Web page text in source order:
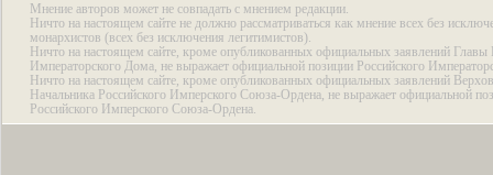
Мнение авторов может не совпадать с мнением редакции.
Ничто на настоящем сайте не должно рассматриваться как мнение всех без
монархистов (всех без исключения легитимистов).
Ничто на настоящем сайте, кроме опубликованных официальных заявлений Главы
Императорского Дома, не выражает официальной позиции Российского
Ничто на настоящем сайте, кроме опубликованных официальных заявлений
Начальника Российского Имперского Союза-Ордена, не выражает официальной
Российского Имперского Союза-Ордена.